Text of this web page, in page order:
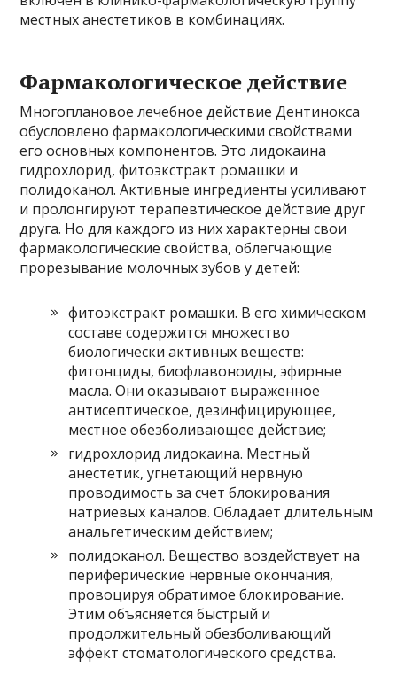
местных анестетиков в комбинациях.
Фармакологическое действие
Многоплановое лечебное действие Дентинокса
обусловлено фармакологическими свойствами
его основных компонентов. Это лидокаина
гидрохлорид, фитоэкстракт ромашки и
полидоканол. Активные ингредиенты усиливают
и пролонгируют терапевтическое действие друг
друга. Но для каждого из них характерны свои
фармакологические свойства, облегчающие
прорезывание молочных зубов у детей:
фитоэкстракт ромашки. В его химическом
составе содержится множество
биологически активных веществ:
фитонциды, биофлавоноиды, эфирные
масла. Они оказывают выраженное
антисептическое, дезинфицирующее,
местное обезболивающее действие;
гидрохлорид лидокаина. Местный
анестетик, угнетающий нервную
проводимость за счет блокирования
натриевых каналов. Обладает длительным
анальгетическим действием;
полидоканол. Вещество воздействует на
периферические нервные окончания,
провоцируя обратимое блокирование.
Этим объясняется быстрый и
продолжительный обезболивающий
эффект стоматологического средства.